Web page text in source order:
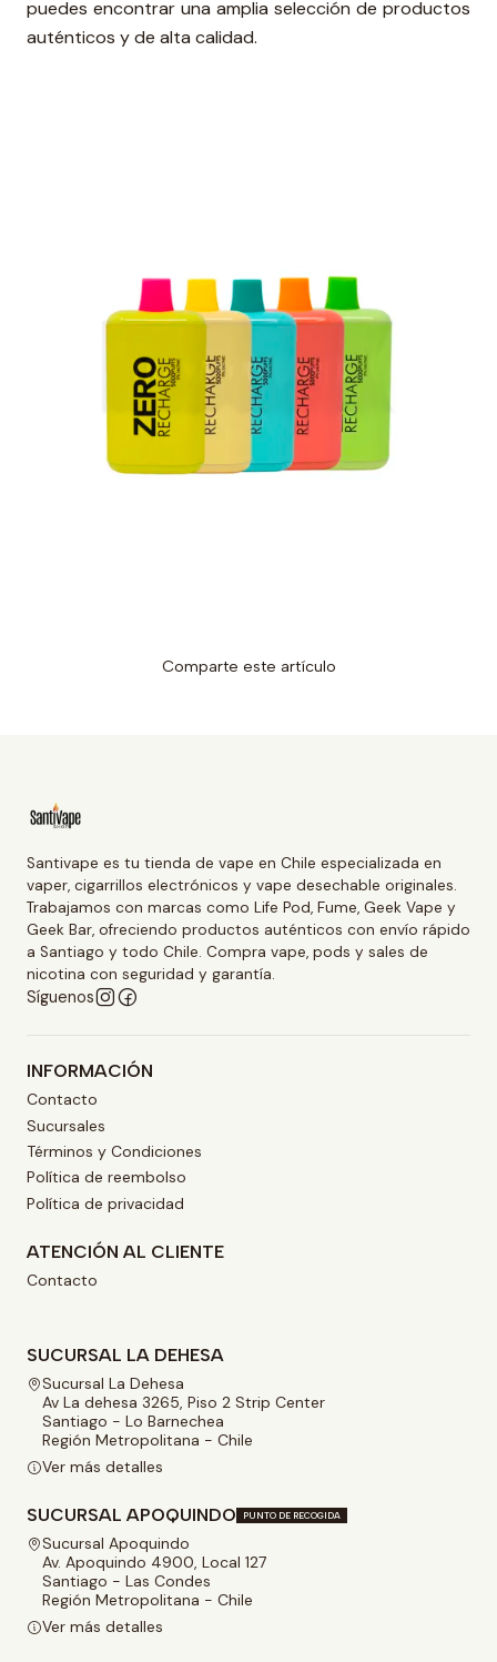
puedes encontrar una amplia selección de productos
auténticos y de alta calidad.
Comparte este artículo
Santivape es tu tienda de vape en Chile especializada en
vaper, cigarrillos electrónicos y vape desechable originales.
Trabajamos con marcas como Life Pod, Fume, Geek Vape y
Geek Bar, ofreciendo productos auténticos con envío rápido
a Santiago y todo Chile. Compra vape, pods y sales de
nicotina con seguridad y garantía.
Síguenos
INFORMACIÓN
Contacto
Sucursales
Términos y Condiciones
Política de reembolso
Política de privacidad
ATENCIÓN AL CLIENTE
Contacto
SUCURSAL LA DEHESA
Sucursal La Dehesa
Av La dehesa 3265, Piso 2 Strip Center
Santiago - Lo Barnechea
Región Metropolitana - Chile
Ver más detalles
SUCURSAL APOQUINDO PUNTO DE RECOGIDA
Sucursal Apoquindo
Av. Apoquindo 4900, Local 127
Santiago - Las Condes
Región Metropolitana - Chile
Ver más detalles